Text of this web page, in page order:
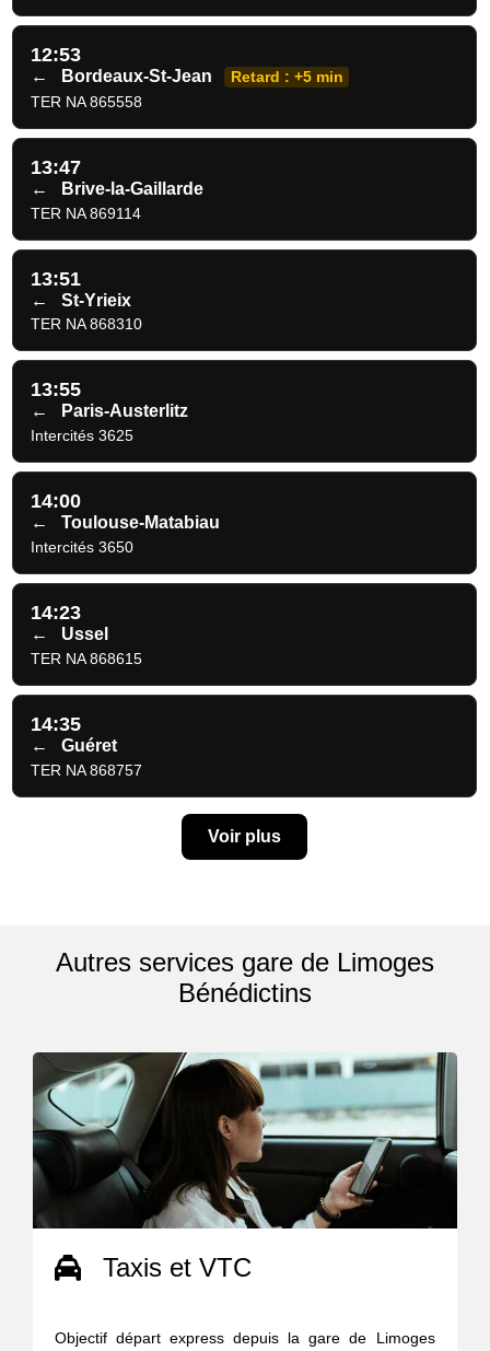
12:53
← Bordeaux-St-Jean
Retard : +5 min
TER NA 865558
13:47
← Brive-la-Gaillarde
TER NA 869114
13:51
← St-Yrieix
TER NA 868310
13:55
← Paris-Austerlitz
Intercités 3625
14:00
← Toulouse-Matabiau
Intercités 3650
14:23
← Ussel
TER NA 868615
14:35
← Guéret
TER NA 868757
Voir plus
Autres services gare de Limoges
Bénédictins
Taxis et VTC
Objectif départ express depuis la gare de Limoges